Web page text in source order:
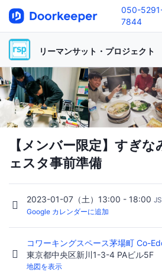
050-
7844
リーマンサット・プロジェクト
【メンバー限定】すぎ
ェスタ事前準備
2023-01-07（土）13:00 - 18:00
Google カレンダーに追加
コワーキングスペース茅場町 Co-
東京都中央区新川1-3-4 PAビル5F
地図を表示